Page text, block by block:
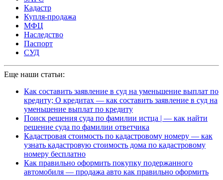
Кадастр
Купля-продажа
МФЦ
Наследство
Паспорт
СУД
Еще наши статьи:
Как составить заявление в суд на уменьшение выплат по
кредиту; О кредитах — как составить заявление в суд на
уменьшение выплат по кредиту
Поиск решения суда по фамилии истца | — как найти
решение суда по фамилии ответчика
Кадастровая стоимость по кадастровому номеру — как
узнать кадастровую стоимость дома по кадастровому
номеру бесплатно
Как правильно оформить покупку подержанного
автомобиля — продажа авто как правильно оформить